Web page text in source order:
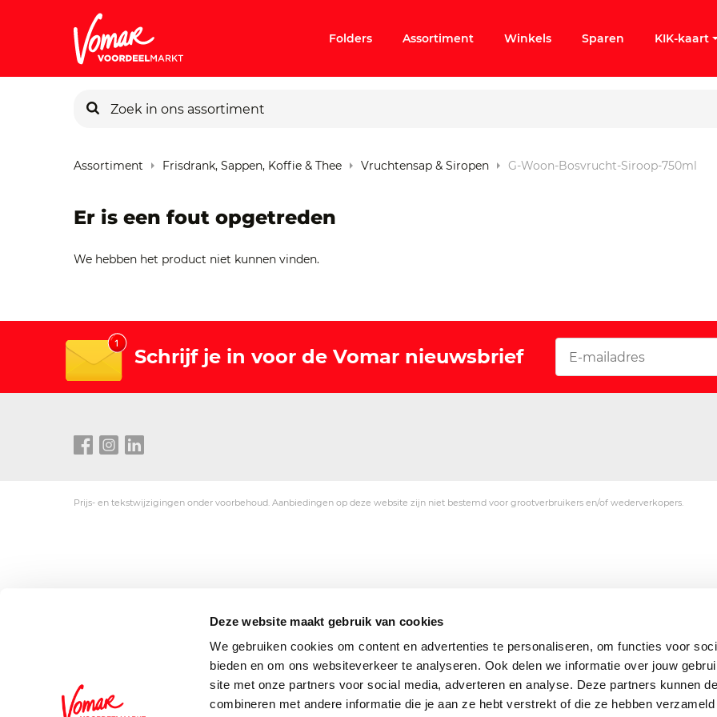
Deze website maakt gebruik van cookies
We gebruiken cookies om content en advertenties te personaliseren, om functies voor
bieden en om ons websiteverkeer te analyseren. Ook delen we informatie over jouw
site met onze partners voor social media, adverteren en analyse. Deze partners kunnen
combineren met andere informatie die je aan ze hebt verstrekt of die ze hebben
Pincode vergeten
Folders Assortiment Winkels Sparen KIK-kaart
Assortiment Frisdrank, Sappen, Koffie & Thee Vruchtensap & Siropen G-Woon-Bosvrucht-Siroop-750ml
Er is een fout opgetreden
We hebben het product niet kunnen vinden.
Schrijf je in voor de Vomar nieuwsbrief
Prijs- en tekstwijzigingen onder voorbehoud. Aanbiedingen op deze website zijn niet bestemd voor grootverbruikers en/of wederverkopers.